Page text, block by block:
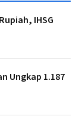
IHSG
Ungkap 1.187